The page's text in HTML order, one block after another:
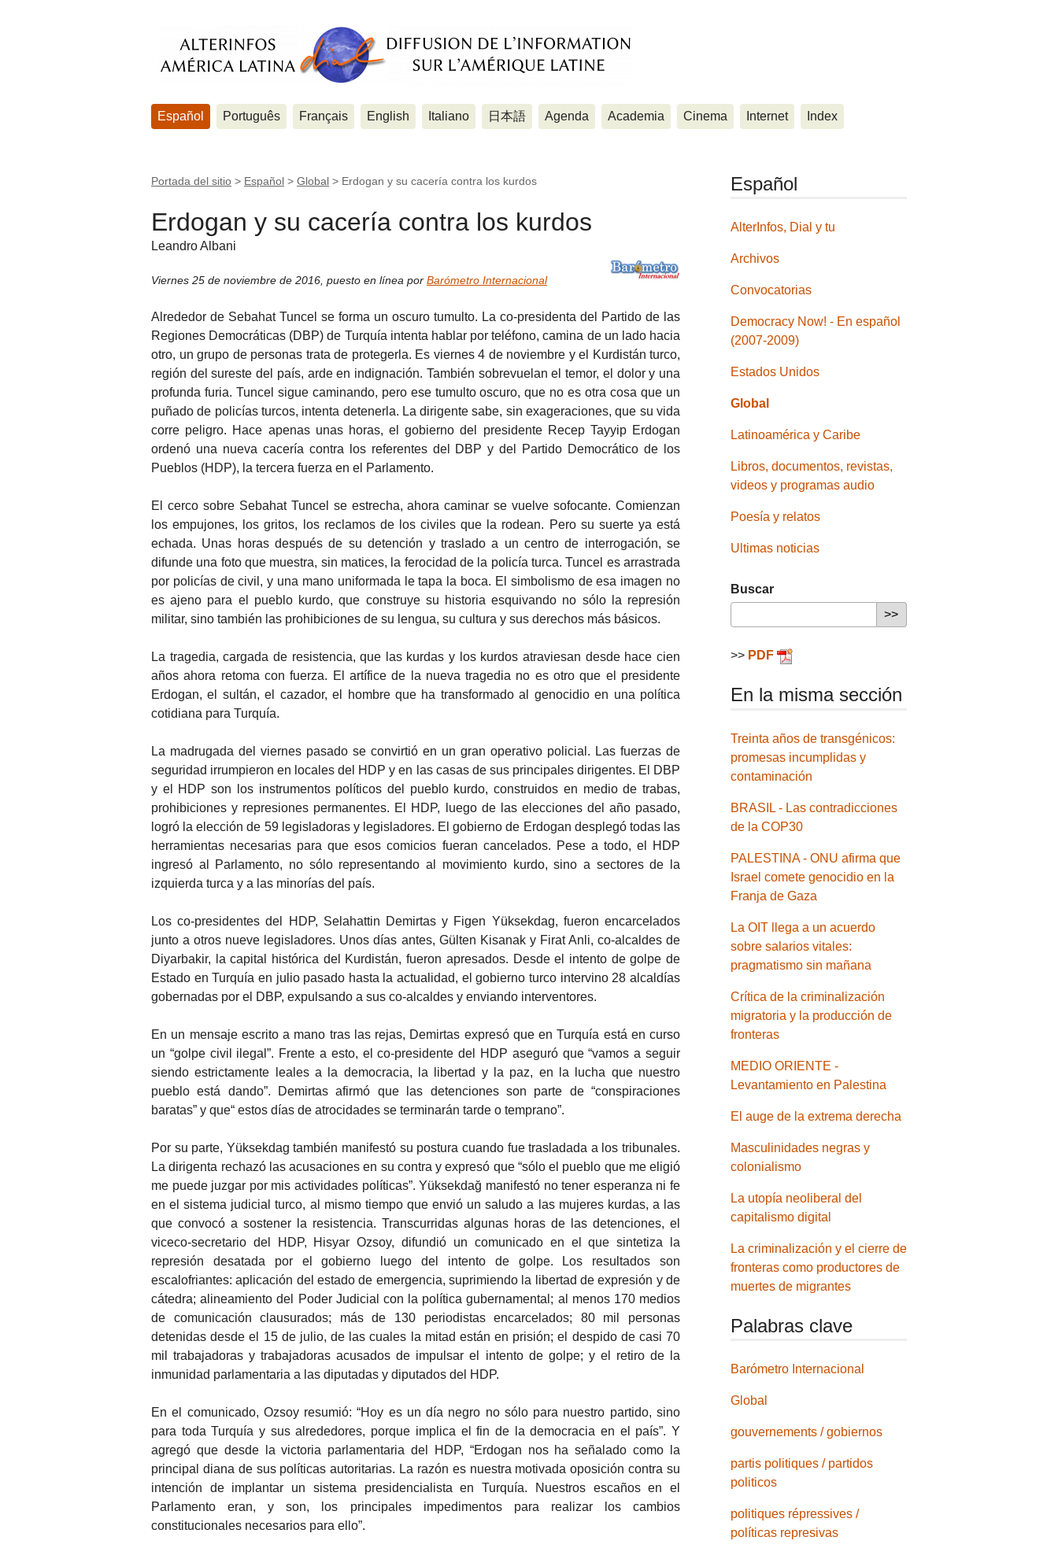
Español Português Français English Italiano 日本語 Agenda Academia Cinema Internet Index
Portada del sitio > Español > Global > Erdogan y su cacería contra los kurdos
Erdogan y su cacería contra los kurdos
Leandro Albani
Viernes 25 de noviembre de 2016 puesto en línea por Barómetro Internacional
Alrededor de Sebahat Tuncel se forma un oscuro tumulto. La co-presidenta del Partido de las
Regiones Democráticas (DBP) de Turquía intenta hablar por teléfono, camina de un lado hacia
otro, un grupo de personas trata de protegerla. Es viernes 4 de noviembre y el Kurdistán turco,
región del sureste del país, arde en indignación. También sobrevuelan el temor, el dolor y una
profunda furia. Tuncel sigue caminando, pero ese tumulto oscuro, que no es otra cosa que un
puñado de policías turcos, intenta detenerla. La dirigente sabe, sin exageraciones, que su vida
corre peligro. Hace apenas unas horas, el gobierno del presidente Recep Tayyip Erdogan
ordenó una nueva cacería contra los referentes del DBP y del Partido Democrático de los
Pueblos (HDP), la tercera fuerza en el Parlamento.
El cerco sobre Sebahat Tuncel se estrecha, ahora caminar se vuelve sofocante. Comienzan
los empujones, los gritos, los reclamos de los civiles que la rodean. Pero su suerte ya está
echada. Unas horas después de su detención y traslado a un centro de interrogación, se
difunde una foto que muestra, sin matices, la ferocidad de la policía turca. Tuncel es arrastrada
por policías de civil, y una mano uniformada le tapa la boca. El simbolismo de esa imagen no
es ajeno para el pueblo kurdo, que construye su historia esquivando no sólo la represión
militar, sino también las prohibiciones de su lengua, su cultura y sus derechos más básicos.
La tragedia, cargada de resistencia, que las kurdas y los kurdos atraviesan desde hace cien
años ahora retoma con fuerza. El artífice de la nueva tragedia no es otro que el presidente
Erdogan, el sultán, el cazador, el hombre que ha transformado al genocidio en una política
cotidiana para Turquía.
La madrugada del viernes pasado se convirtió en un gran operativo policial. Las fuerzas de
seguridad irrumpieron en locales del HDP y en las casas de sus principales dirigentes. El DBP
y el HDP son los instrumentos políticos del pueblo kurdo, construidos en medio de trabas,
prohibiciones y represiones permanentes. El HDP, luego de las elecciones del año pasado,
logró la elección de 59 legisladoras y legisladores. El gobierno de Erdogan desplegó todas las
herramientas necesarias para que esos comicios fueran cancelados. Pese a todo, el HDP
ingresó al Parlamento, no sólo representando al movimiento kurdo, sino a sectores de la
izquierda turca y a las minorías del país.
Los co-presidentes del HDP, Selahattin Demirtas y Figen Yüksekdag, fueron encarcelados
junto a otros nueve legisladores. Unos días antes, Gülten Kisanak y Firat Anli, co-alcaldes de
Diyarbakir, la capital histórica del Kurdistán, fueron apresados. Desde el intento de golpe de
Estado en Turquía en julio pasado hasta la actualidad, el gobierno turco intervino 28 alcaldías
gobernadas por el DBP, expulsando a sus co-alcaldes y enviando interventores.
En un mensaje escrito a mano tras las rejas, Demirtas expresó que en Turquía está en curso
un “golpe civil ilegal”. Frente a esto, el co-presidente del HDP aseguró que “vamos a seguir
siendo estrictamente leales a la democracia, la libertad y la paz, en la lucha que nuestro
pueblo está dando”. Demirtas afirmó que las detenciones son parte de “conspiraciones
baratas” y que“ estos días de atrocidades se terminarán tarde o temprano”.
Por su parte, Yüksekdag también manifestó su postura cuando fue trasladada a los tribunales.
La dirigenta rechazó las acusaciones en su contra y expresó que “sólo el pueblo que me eligió
me puede juzgar por mis actividades políticas”. Yüksekdağ manifestó no tener esperanza ni fe
en el sistema judicial turco, al mismo tiempo que envió un saludo a las mujeres kurdas, a las
que convocó a sostener la resistencia. Transcurridas algunas horas de las detenciones, el
viceco-secretario del HDP, Hisyar Ozsoy, difundió un comunicado en el que sintetiza la
represión desatada por el gobierno luego del intento de golpe. Los resultados son
escalofriantes: aplicación del estado de emergencia, suprimiendo la libertad de expresión y de
cátedra; alineamiento del Poder Judicial con la política gubernamental; al menos 170 medios
de comunicación clausurados; más de 130 periodistas encarcelados; 80 mil personas
detenidas desde el 15 de julio, de las cuales la mitad están en prisión; el despido de casi 70
mil trabajadoras y trabajadoras acusados de impulsar el intento de golpe; y el retiro de la
inmunidad parlamentaria a las diputadas y diputados del HDP.
En el comunicado, Ozsoy resumió: “Hoy es un día negro no sólo para nuestro partido, sino
para toda Turquía y sus alrededores, porque implica el fin de la democracia en el país”. Y
agregó que desde la victoria parlamentaria del HDP, “Erdogan nos ha señalado como la
principal diana de sus políticas autoritarias. La razón es nuestra motivada oposición contra su
intención de implantar un sistema presidencialista en Turquía. Nuestros escaños en el
Parlamento eran, y son, los principales impedimentos para realizar los cambios
constitucionales necesarios para ello”.
Español
AlterInfos, Dial y tu
Archivos
Convocatorias
Democracy Now! - En español
(2007-2009)
Estados Unidos
Global
Latinoamérica y Caribe
Libros, documentos, revistas,
videos y programas audio
Poesía y relatos
Ultimas noticias
Buscar
>> PDF
En la misma sección
Treinta años de transgénicos:
promesas incumplidas y
contaminación
BRASIL - Las contradicciones
de la COP30
PALESTINA - ONU afirma que
Israel comete genocidio en la
Franja de Gaza
La OIT llega a un acuerdo
sobre salarios vitales:
pragmatismo sin mañana
Crítica de la criminalización
migratoria y la producción de
fronteras
MEDIO ORIENTE -
Levantamiento en Palestina
El auge de la extrema derecha
Masculinidades negras y
colonialismo
La utopía neoliberal del
capitalismo digital
La criminalización y el cierre de
fronteras como productores de
muertes de migrantes
Palabras clave
Barómetro Internacional
Global
gouvernements / gobiernos
partis politiques / partidos
politicos
politiques répressives /
políticas represivas